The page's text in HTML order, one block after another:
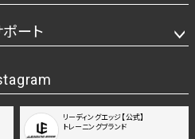
ポート
リーディングエッジ【公式】
トレーニングブランド